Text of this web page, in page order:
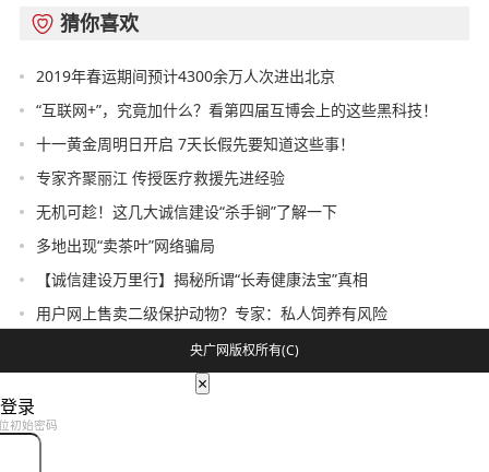
 猜你喜欢
2019年春运期间预计4300余万人次进出北京
“互联网+”，究竟加什么？看第四届互博会上的这些黑科技！
十一黄金周明日开启 7天长假先要知道这些事！
专家齐聚丽江 传授医疗救援先进经验
无机可趁！这几大诚信建设“杀手锏”了解一下
多地出现“卖茶叶”网络骗局
【诚信建设万里行】揭秘所谓“长寿健康法宝”真相
用户网上售卖二级保护动物？专家：私人饲养有风险
央广网版权所有(C)
×
录
初始密码